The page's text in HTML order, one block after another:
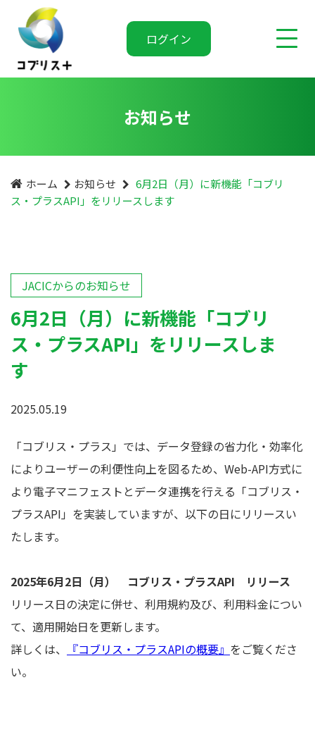
ログイン
お知らせ
ホーム お知らせ
6月2日（月）に新機能「コブリ
ス・プラスAPI」をリリースします
JACICからのお知らせ
6月2日（月）に新機能「コブリ
ス・プラスAPI」をリリースしま
す
2025.05.19
「コブリス・プラス」では、データ登録の省力化・効率化
によりユーザーの利便性向上を図るため、Web-API方式に
より電子マニフェストとデータ連携を行える「コブリス・
プラスAPI」を実装していますが、以下の日にリリースい
たします。
2025年6月2日（月） コブリス・プラスAPI リリース
リリース日の決定に併せ、利用規約及び、利用料金につい
て、適用開始日を更新します。
詳しくは、
『コブリス・プラスAPIの概要』 をご覧くださ
い。